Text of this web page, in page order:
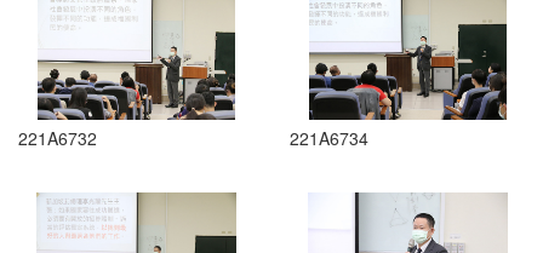
221A6732 221A6734